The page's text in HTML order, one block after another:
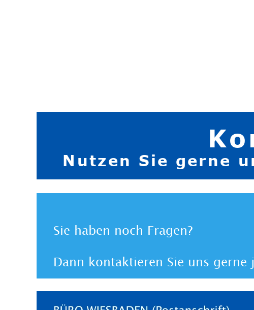
Nutzen Sie gerne
Sie haben noch Fragen?
Dann kontaktieren Sie uns gerne